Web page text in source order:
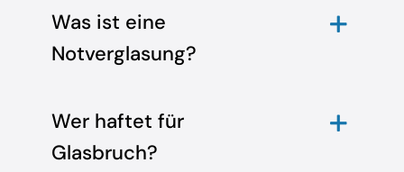
Was ist eine
Notverglasung?
Wer haftet für
Glasbruch?